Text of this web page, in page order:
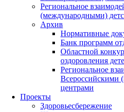
Региональное
(международными)
Архив
Нормативные
Банк программ
Областной
оздоровления
Региональное
Всероссийскими
центрами
Проекты
Здоровьесбережение